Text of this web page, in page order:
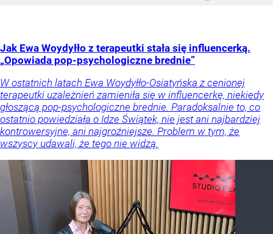
Jak Ewa Woydyłło z terapeutki stała się influencerką.
„Opowiada pop-psychologiczne brednie”
W ostatnich latach Ewa Woydyłło-Osiatyńska z cenionej
terapeutki uzależnień zamieniła się w influencerkę, niekiedy
głoszącą pop-psychologiczne brednie. Paradoksalnie to, co
ostatnio powiedziała o Idze Świątek, nie jest ani najbardziej
kontrowersyjne, ani najgroźniejsze. Problem w tym, że
wszyscy udawali, że tego nie widzą.